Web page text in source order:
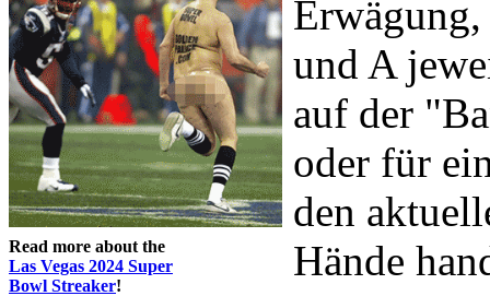
Read more about the
Las Vegas 2024 Super
Bowl Streaker!
und A
auf der
oder für
den
Hände